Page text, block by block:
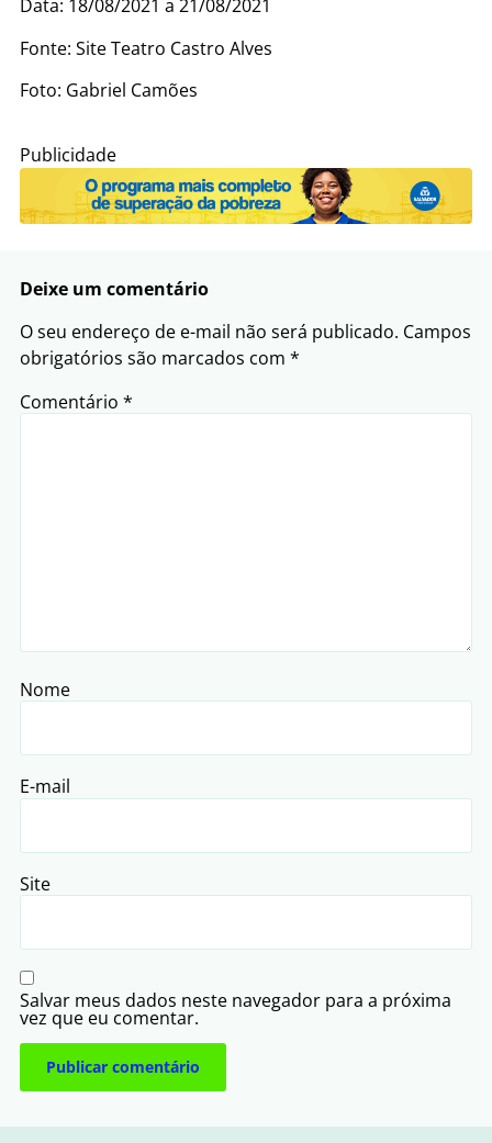
Data: 18/08/2021 a 21/08/2021
Fonte: Site Teatro Castro Alves
Foto: Gabriel Camões
Publicidade
Deixe um comentário
O seu endereço de e-mail não será publicado. Campos
obrigatórios são marcados com *
Comentário *
Nome
E-mail
Site
Salvar meus dados neste navegador para a próxima
vez que eu comentar.